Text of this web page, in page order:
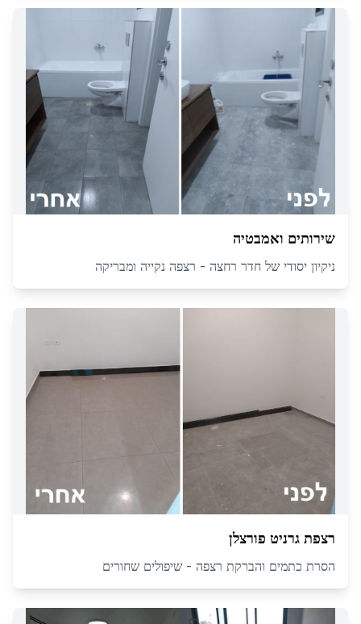
שירותים ואמבטיה
ניקיון יסודי של חדר רחצה - רצפה נקייה ומבריקה
רצפת גרניט פורצלן
הסרת כתמים והברקת רצפה - שיפולים שחורים